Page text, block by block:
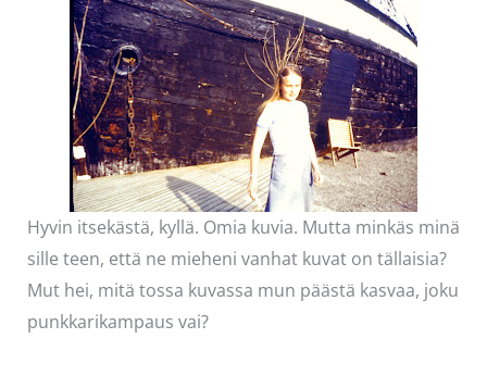
Hyvin itsekästä, kyllä. Omia kuvia. Mutta minkäs minä
sille teen, että ne mieheni vanhat kuvat on tällaisia?
Mut hei, mitä tossa kuvassa mun päästä kasvaa, joku
punkkarikampaus vai?